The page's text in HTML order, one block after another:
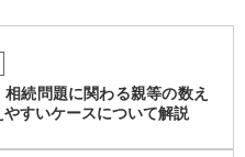
相続問題に関わる親等の数え
やすいケースについて解説